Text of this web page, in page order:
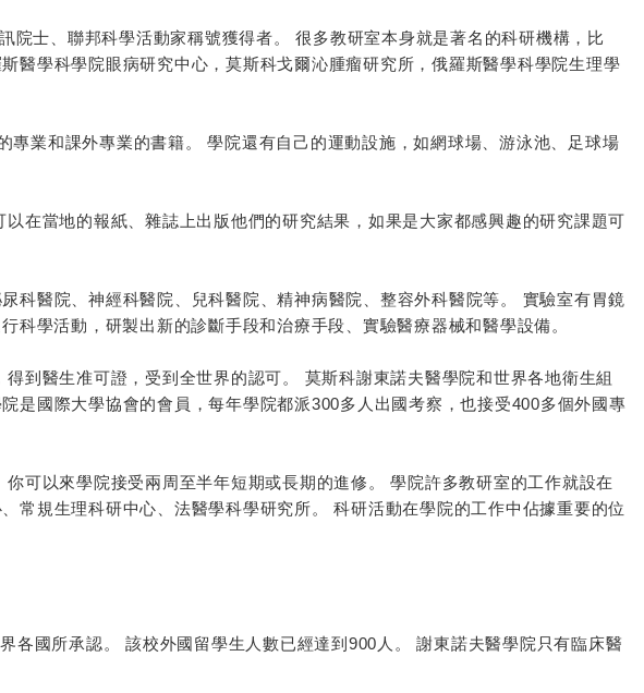
士、聯邦科學活動家稱號獲得者。 很多教研室本身就是著名的科研機構，比
醫學科學院眼病研究中心，莫斯科戈爾沁腫瘤研究所，俄羅斯醫學科學院生理學
業和課外專業的書籍。 學院還有自己的運動設施，如網球場、游泳池、足球場
在當地的報紙、雜誌上出版他們的研究結果，如果是大家都感興趣的研究課題可
科醫院、神經科醫院、兒科醫院、精神病醫院、整容外科醫院等。 實驗室有胃鏡
學活動，研製出新的診斷手段和治療手段、實驗醫療器械和醫學設備。
到醫生准可證，受到全世界的認可。 莫斯科謝東諾夫醫學院和世界各地衛生組
是國際大學協會的會員，每年學院都派300多人出國考察，也接受400多個外國專
可以來學院接受兩周至半年短期或長期的進修。 學院許多教研室的工作就設在
常規生理科研中心、法醫學科學研究所。 科研活動在學院的工作中佔據重要的位
國所承認。 該校外國留學生人數已經達到900人。 謝東諾夫醫學院只有臨床醫